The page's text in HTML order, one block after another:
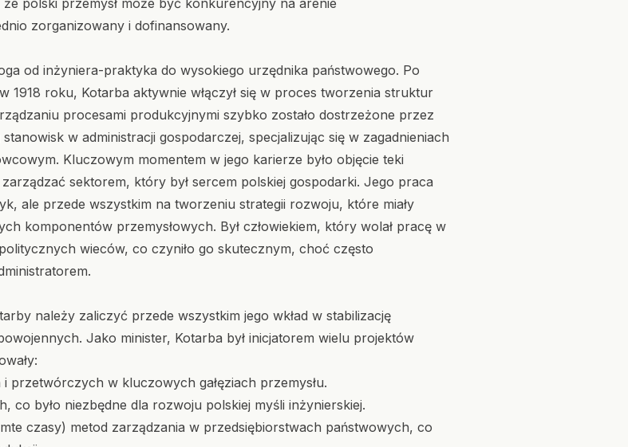
polski przemysł może być konkurencyjny na arenie
zorganizowany i dofinansowany.
od inżyniera-praktyka do wysokiego urzędnika państwowego. Po
1918 roku, Kotarba aktywnie włączył się w proces tworzenia struktur
procesami produkcyjnymi szybko zostało dostrzeżone przez
w administracji gospodarczej, specjalizując się w zagadnieniach
Kluczowym momentem w jego karierze było objęcie teki
zarządzać sektorem, który był sercem polskiej gospodarki. Jego praca
ale przede wszystkim na tworzeniu strategii rozwoju, które miały
komponentów przemysłowych. Był człowiekiem, który wolał pracę w
wieców, co czyniło go skutecznym, choć często
należy zaliczyć przede wszystkim jego wkład w stabilizację
Jako minister, Kotarba był inicjatorem wielu projektów
przetwórczych w kluczowych gałęziach przemysłu.
co było niezbędne dla rozwoju polskiej myśli inżynierskiej.
czasy) metod zarządzania w przedsiębiorstwach państwowych, co